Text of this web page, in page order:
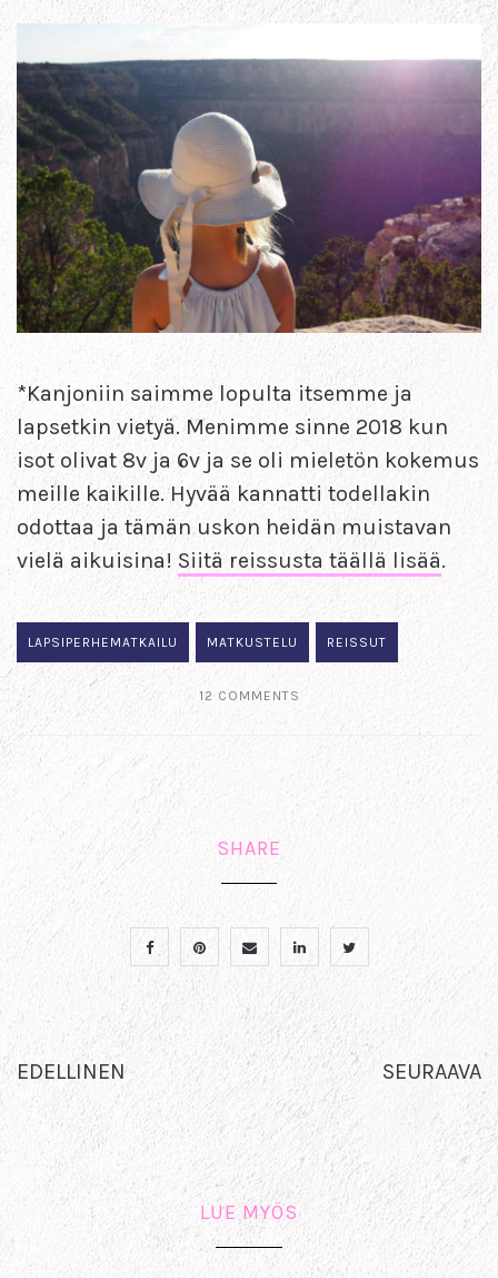
*Kanjoniin saimme lopulta itsemme ja
lapsetkin vietyä. Menimme sinne 2018 kun
isot olivat 8v ja 6v ja se oli mieletön kokemus
meille kaikille. Hyvää kannatti todellakin
odottaa ja tämän uskon heidän muistavan
vielä aikuisina! Siitä reissusta täällä lisää.
LAPSIPERHEMATKAILU MATKUSTELU REISSUT
12 COMMENTS
SHARE
EDELLINEN SEURAAVA
LUE MYÖS